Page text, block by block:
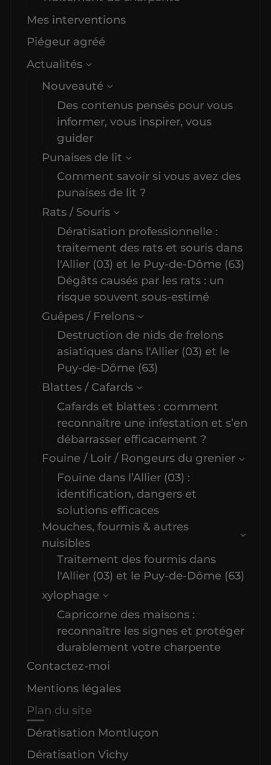
Mes interventions
Piégeur agréé
Actualités
Nouveauté
Des contenus pensés pour vous
informer, vous inspirer, vous
guider
Punaises de lit
Comment savoir si vous avez des
punaises de lit ?
Rats / Souris
Dératisation professionnelle :
traitement des rats et souris dans
l'Allier (03) et le Puy-de-Dôme (63)
Dégâts causés par les rats : un
risque souvent sous-estimé
Guêpes / Frelons
Destruction de nids de frelons
asiatiques dans l'Allier (03) et le
Puy-de-Dôme (63)
Blattes / Cafards
Cafards et blattes : comment
reconnaître une infestation et s’en
débarrasser efficacement ?
Fouine / Loir / Rongeurs du grenier
Fouine dans l’Allier (03) :
identification, dangers et
solutions efficaces
Mouches, fourmis & autres
nuisibles
Traitement des fourmis dans
l'Allier (03) et le Puy-de-Dôme (63)
xylophage
Capricorne des maisons :
reconnaître les signes et protéger
durablement votre charpente
Contactez-moi
Mentions légales
Plan du site
Dératisation Montluçon
Dératisation Vichy